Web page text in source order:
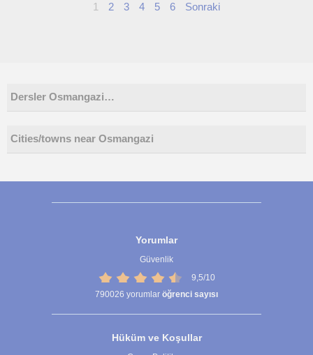
1 2 3 4 5 6 Sonraki
Dersler Osmangazi…
Cities/towns near Osmangazi
Yorumlar
Güvenlik
9,5/10
790026 yorumlar öğrenci sayısı
Hüküm ve Koşullar